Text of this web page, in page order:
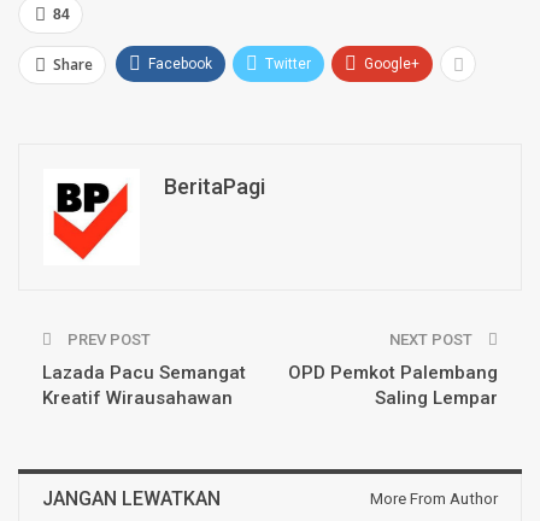
84
Share Facebook Twitter Google+
BeritaPagi
PREV POST
Lazada Pacu Semangat
Kreatif Wirausahawan
NEXT POST
OPD Pemkot Palembang
Saling Lempar
JANGAN LEWATKAN More From Author